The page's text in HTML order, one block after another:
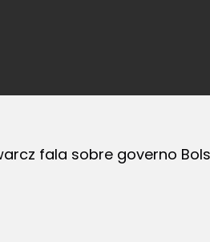
fala sobre governo